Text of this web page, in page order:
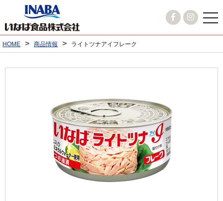
HOME > 商品情報 > ライトツナアイフレーク